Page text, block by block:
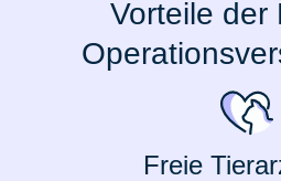
Vorteile der
Freie